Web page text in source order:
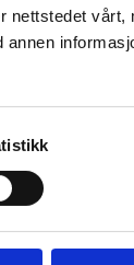
nettstedet vårt,